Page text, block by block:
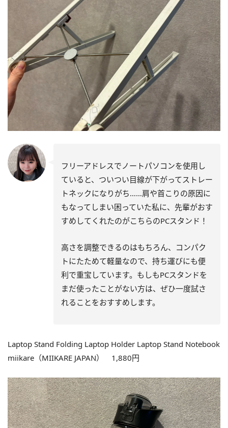
フリーアドレスでノートパソコンを使用し
ていると、ついつい目線が下がってストレー
トネックになりがち……肩や首こりの原因に
もなってしまい困っていた私に、先輩がおす
すめしてくれたのがこちらのPCスタンド！
高さを調整できるのはもちろん、コンパク
トにたためて軽量なので、持ち運びにも便
利で重宝しています。もしもPCスタンドを
まだ使ったことがない方は、ぜひ一度試さ
れることをおすすめします。
Laptop Stand Folding Laptop Holder Laptop Stand Notebook
miikare（MIIKARE JAPAN） 1,880円